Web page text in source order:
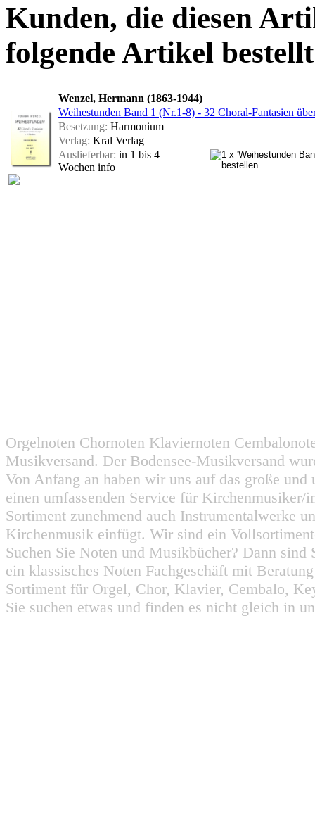
Kunden, die diesen
folgende Artikel
Wenzel, Hermann (1863-1944)
Weihestunden Band 1 (Nr.1-8) - 32 Choral-Fantasien
Besetzung: Harmonium
Verlag: Kral Verlag
Auslieferbar: in 1 bis 4
Wochen info
Orgelnoten Chornoten Klaviernoten
Musikversand. Der Bodensee-Musikversand
Von Anfang an haben wir uns auf das große
einen umfassenden Service für
Sortiment zunehmend auch Instrumentalwerke
Kirchenmusik einfügt. Wir sind ein
Suchen Sie Noten und Musikbücher? Dann
ein klassisches Noten Fachgeschäft mit
Sortiment für Orgel, Chor, Klavier, Cembalo,
Sie suchen etwas und finden es nicht gleich in